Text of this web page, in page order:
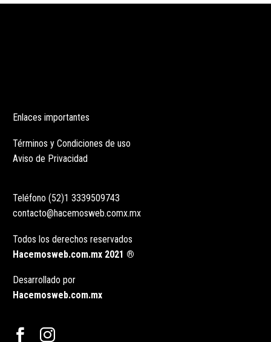
Enlaces importantes
Términos y Condiciones de uso
Aviso de Privacidad
Teléfono (52)1 3339509743
contacto@hacemosweb.comx.mx
Todos los derechos reservados
Hacemosweb.com.mx 2021 ®
Desarrollado por
Hacemosweb.com.mx